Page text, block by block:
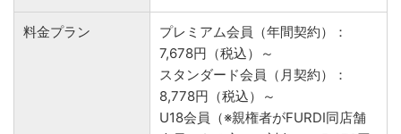
料金プラン
プレミアム会員（年間契約）：
7,678円（税込）～
スタンダード会員（月契約）：
8,778円（税込）～
U18会員（※親権者がFURDI同店舗